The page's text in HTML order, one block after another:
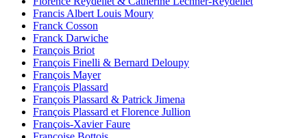
Francis Albert Louis Moury
Franck Cosson
Franck Darwiche
François Briot
François Finelli & Bernard Deloupy
François Mayer
François Plassard
François Plassard & Patrick Jimena
François Plassard et Florence Jullion
François-Xavier Faure